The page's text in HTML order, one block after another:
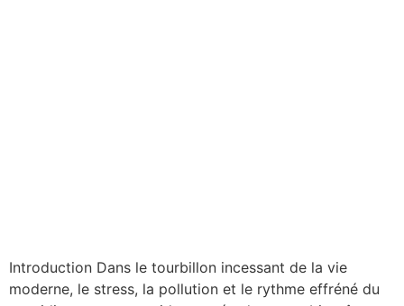
Introduction Dans le tourbillon incessant de la vie
moderne, le stress, la pollution et le rythme effréné du